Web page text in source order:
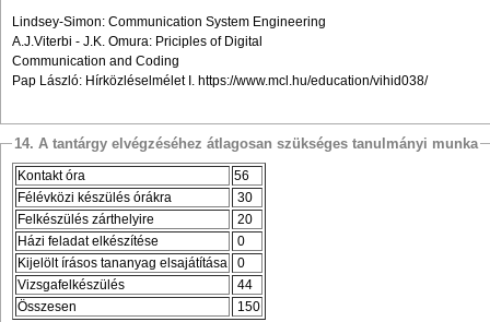
Lindsey-Simon: Communication System Engineering
A.J.Viterbi - J.K. Omura: Priciples of Digital
Communication and Coding
Pap László: Hírközléselmélet I. https://www.mcl.hu/education/vihid038/
14. A tantárgy elvégzéséhez átlagosan szükséges tanulmányi munka
Kontakt óra
56
Félévközi készülés órákra
30
Felkészülés zárthelyire
20
Házi feladat elkészítése
0
Kijelölt írásos tananyag elsajátítása
0
Vizsgafelkészülés
44
Összesen
150